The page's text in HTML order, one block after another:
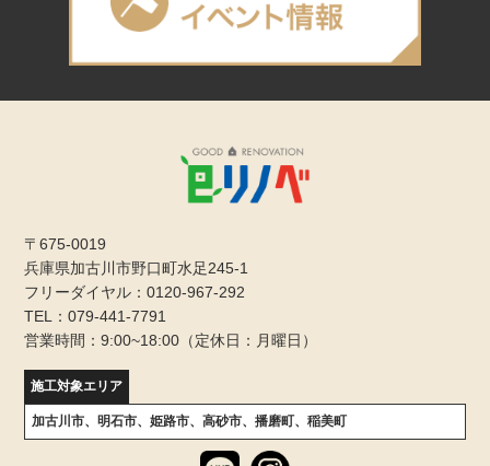
〒675-0019
兵庫県加古川市野口町水足245-1
フリーダイヤル：0120-967-292
TEL：079-441-7791
営業時間：9:00~18:00（定休日：月曜日）
施工対象エリア
加古川市、明石市、姫路市、高砂市、播磨町、稲美町